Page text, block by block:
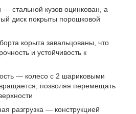
стальной кузов оцинкован, а
диск покрыты порошковой
корыта завальцованы, что
и устойчивость к
— колесо с 2 шариковыми
позволяя перемещать
разгрузка — конструкцией